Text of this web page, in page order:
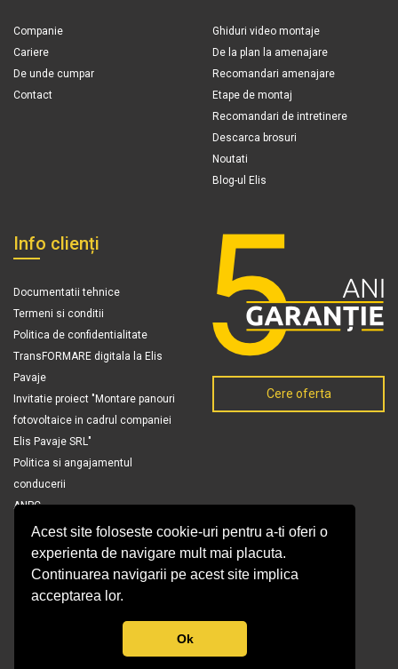
Acest site foloseste cookie-uri pentru a-ti oferi o
experienta de navigare mult mai placuta.
Continuarea navigarii pe acest site implica
acceptarea lor.
Ok
Companie
Cariere
De unde cumpar
Contact
Ghiduri video montaje
De la plan la amenajare
Recomandari amenajare
Etape de montaj
Recomandari de intretinere
Descarca brosuri
Noutati
Blog-ul Elis
Info clienți
Documentatii tehnice
Termeni si conditii
Politica de confidentialitate
TransFORMARE digitala la Elis
Pavaje
Invitatie proiect "Montare panouri
fotovoltaice in cadrul companiei
Elis Pavaje SRL"
Politica si angajamentul
conducerii
ANPC
Cere oferta
© Copyright 2026 Elis Pavaje